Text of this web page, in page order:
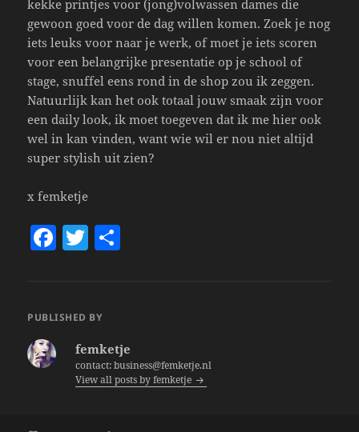
kekke printjes voor (jong)volwassen dames die
gewoon goed voor de dag willen komen. Zoek je nog
iets leuks voor naar je werk, of moet je iets scoren
voor een belangrijke presentatie op je school of
stage, snuffel eens rond in de shop zou ik zeggen.
Natuurlijk kan het ook totaal jouw smaak zijn voor
een daily look, ik moet toegeven dat ik me hier ook
wel in kan vinden, want wie wil er nou niet altijd
super stylish uit zien?
x femketje
F
e
T
er
PUBLISHED BY
femketje
contact: business@femketje.nl
View all posts by femketje